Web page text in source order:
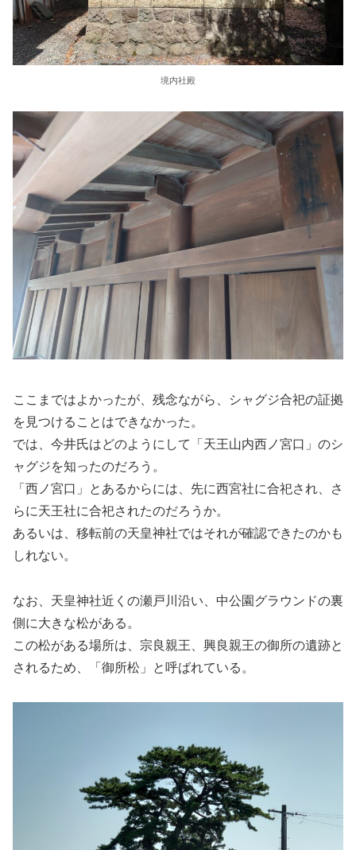
境内社殿
ここまではよかったが、残念ながら、シャグジ合祀の証拠
を見つけることはできなかった。
では、今井氏はどのようにして「天王山内西ノ宮口」のシ
ャグジを知ったのだろう。
「西ノ宮口」とあるからには、先に西宮社に合祀され、さ
らに天王社に合祀されたのだろうか。
あるいは、移転前の天皇神社ではそれが確認できたのかも
しれない。
なお、天皇神社近くの瀬戸川沿い、中公園グラウンドの裏
側に大きな松がある。
この松がある場所は、宗良親王、興良親王の御所の遺跡と
されるため、「御所松」と呼ばれている。